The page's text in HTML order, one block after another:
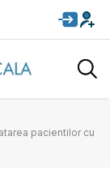
pacientilor cu